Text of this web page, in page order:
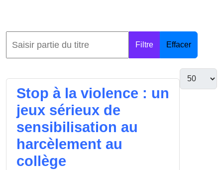
Filtre Effacer
Stop à la violence : un
jeux sérieux de
sensibilisation au
harcèlement au
collège